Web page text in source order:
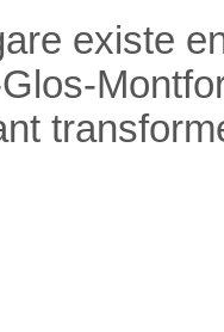
existe